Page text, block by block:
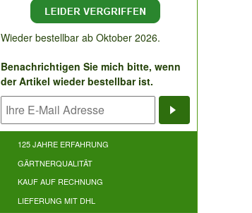
Wieder bestellbar ab Oktober 2026.
Benachrichtigen Sie mich bitte, wenn
der Artikel wieder bestellbar ist.
125 JAHRE ERFAHRUNG
GÄRTNERQUALITÄT
KAUF AUF RECHNUNG
LIEFERUNG MIT DHL